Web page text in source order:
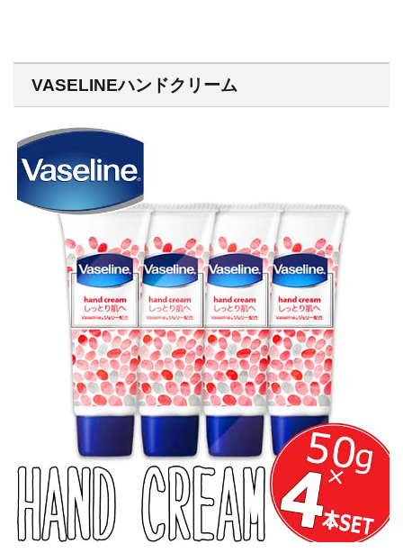
VASELINEハンドクリーム